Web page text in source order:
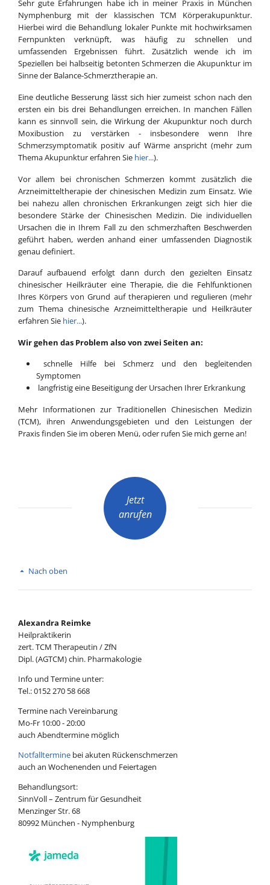
Sehr gute Erfahrungen habe ich in meiner Praxis in München
Nymphenburg mit der klassischen TCM Körperakupunktur.
Hierbei wird die Behandlung lokaler Punkte mit hochwirksamen
Fernpunkten verknüpft, was häufig zu schnellen und
umfassenden Ergebnissen führt. Zusätzlich wende ich im
Speziellen bei halbseitig betonten Schmerzen die Akupunktur im
Sinne der Balance-Schmerztherapie an.
Eine deutliche Besserung lässt sich hier zumeist schon nach den
ersten ein bis drei Behandlungen erreichen. In manchen Fällen
kann es sinnvoll sein, die Wirkung der Akupunktur noch durch
Moxibustion zu verstärken - insbesondere wenn Ihre
Schmerzsymptomatik positiv auf Wärme anspricht (mehr zum
Thema Akupunktur erfahren Sie hier...).
Vor allem bei chronischen Schmerzen kommt zusätzlich die
Arzneimitteltherapie der chinesischen Medizin zum Einsatz. Wie
bei nahezu allen chronischen Erkrankungen zeigt sich hier die
besondere Stärke der Chinesischen Medizin. Die individuellen
Ursachen die in Ihrem Fall zu den schmerzhaften Beschwerden
geführt haben, werden anhand einer umfassenden Diagnostik
genau definiert.
Darauf aufbauend erfolgt dann durch den gezielten Einsatz
chinesischer Heilkräuter eine Therapie, die die Fehlfunktionen
Ihres Körpers von Grund auf therapieren und regulieren (mehr
zum Thema chinesische Arzneimitteltherapie und Heilkräuter
erfahren Sie hier...).
Wir gehen das Problem also von zwei Seiten an:
schnelle Hilfe bei Schmerz und den begleitenden
Symptomen
langfristig eine Beseitigung der Ursachen Ihrer Erkrankung
Mehr Informationen zur Traditionellen Chinesischen Medizin
(TCM), ihren Anwendungsgebieten und den Leistungen der
Praxis finden Sie im oberen Menü, oder rufen Sie mich gerne an!
Jetzt
anrufen
Nach oben
Alexandra Reimke
Heilpraktikerin
zert. TCM Therapeutin / ZfN
Dipl. (AGTCM) chin. Pharmakologie
Info und Termine unter:
Tel.: 0152 270 58 668
Termine nach Vereinbarung
Mo-Fr 10:00 - 20:00
auch Abendtermine möglich
Notfallterminebei akuten Rückenschmerzen
auch an Wochenenden und Feiertagen
Behandlungsort:
SinnVoll – Zentrum für Gesundheit
Menzinger Str. 68
80992 München - Nymphenburg